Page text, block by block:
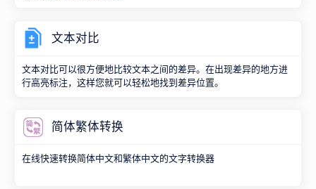
文本对比
文本对比可以很方便地比较文本之间的差异。在出现差异的地方进
行高亮标注，这样您就可以轻松地找到差异位置。
简体繁体转换
在线快速转换简体中文和繁体中文的文字转换器